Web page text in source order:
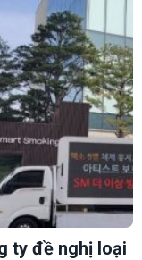
ty đề nghị loại